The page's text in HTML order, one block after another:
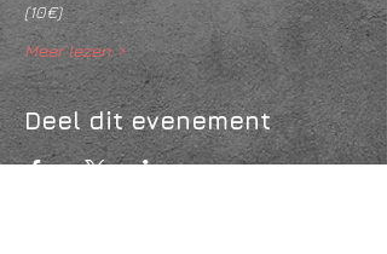
(10€)
Meer lezen >
Deel dit evenement